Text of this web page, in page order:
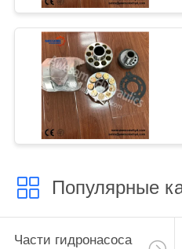
Популярные
Части гидронасоса